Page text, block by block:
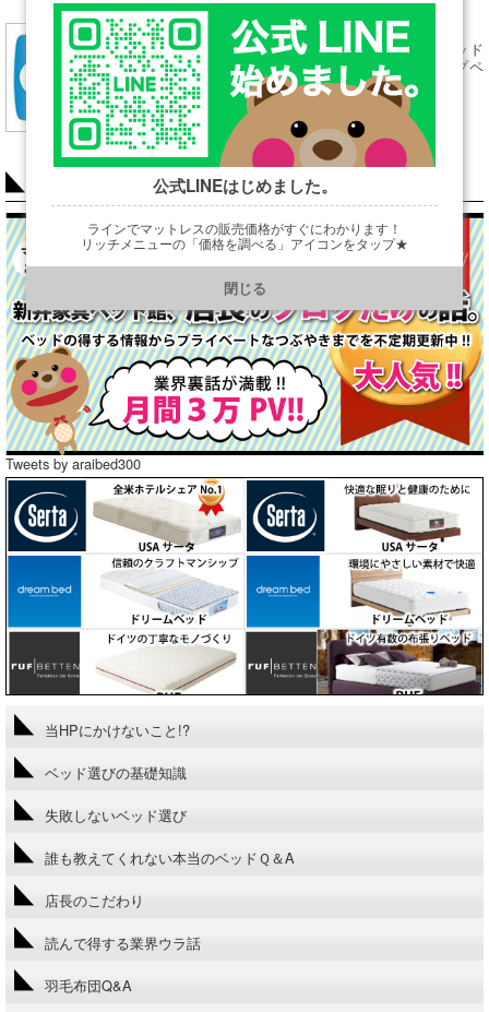
←シーリーベッド
フレームトップペ
ージはこちら
Tweets by araibed300
当HPにかけないこと!?
ベッド選びの基礎知識
失敗しないベッド選び
誰も教えてくれない本当のベッドＱ＆A
店長のこだわり
読んで得する業界ウラ話
羽毛布団Q&A
公式LINEはじめました。
ラインでマットレスの販売価格がすぐにわかります！
リッチメニューの「価格を調べる」アイコンをタップ★
https://line.me/R/ti/p/@901ptzjz
閉じる